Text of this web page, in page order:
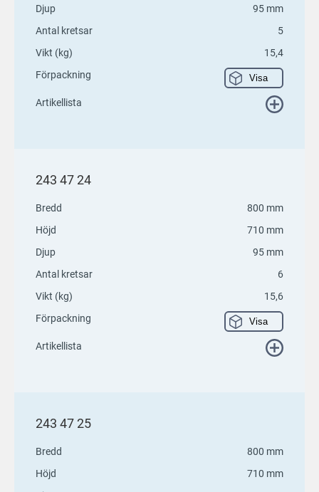
Djup
95 mm
Antal kretsar
5
Vikt (kg)
15,4
Förpackning
Visa
Artikellista
243 47 24
Bredd
800 mm
Höjd
710 mm
Djup
95 mm
Antal kretsar
6
Vikt (kg)
15,6
Förpackning
Visa
Artikellista
243 47 25
Bredd
800 mm
Höjd
710 mm